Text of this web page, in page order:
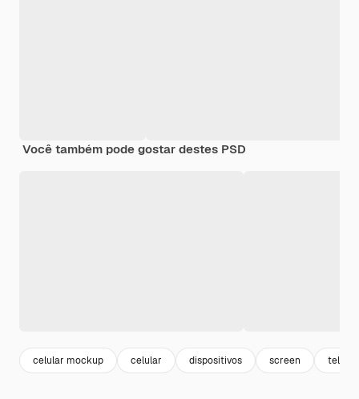
Você também pode gostar destes PSD
celular mockup celular dispositivos screen tela